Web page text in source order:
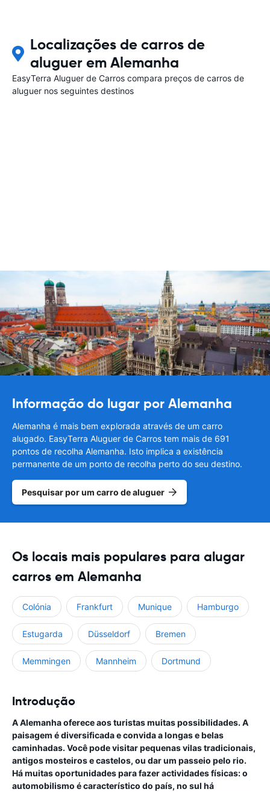
Localizações de carros de
aluguer em Alemanha
EasyTerra Aluguer de Carros compara preços de carros de
aluguer nos seguintes destinos
Informação do lugar por Alemanha
Alemanha é mais bem explorada através de um carro
alugado. EasyTerra Aluguer de Carros tem mais de 691
pontos de recolha Alemanha. Isto implica a existência
permanente de um ponto de recolha perto do seu destino.
Pesquisar por um carro de aluguer
Os locais mais populares para alugar
carros em Alemanha
Colónia Frankfurt Munique Hamburgo
Estugarda Düsseldorf Bremen
Memmingen Mannheim Dortmund
Introdução
A Alemanha oferece aos turistas muitas possibilidades. A
paisagem é diversificada e convida a longas e belas
caminhadas. Você pode visitar pequenas vilas tradicionais,
antigos mosteiros e castelos, ou dar um passeio pelo rio.
Há muitas oportunidades para fazer actividades físicas: o
automobilismo é característico do país, no sul há